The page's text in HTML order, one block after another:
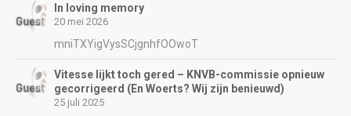
In loving memory
20 mei 2026
mniTXYigVysSCjgnhfOOwoT
Vitesse lijkt toch gered – KNVB-commissie opnieuw
gecorrigeerd (En Woerts? Wij zijn benieuwd)
25 juli 2025